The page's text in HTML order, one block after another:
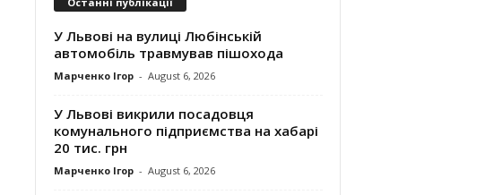
У Львові на вулиці Любінській
автомобіль травмував пішохода
Марченко Ігор - August 6, 2026
У Львові викрили посадовця
комунального підприємства на хабарі
20 тис. грн
Марченко Ігор - August 6, 2026